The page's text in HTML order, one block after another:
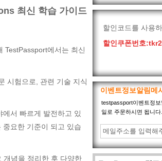
최신 학습 가이드
TestPassport에서는 최신
시험으로, 관련 기술 지식
서 빠르게 발전하고 있
요한 기준이 되고 있습
개념을 정리한 후 다양한
할인코드를 사용
할인쿠폰번호:
이벤트정보알림메
testpassport이벤트정
일로 주문하시면 됩니다.